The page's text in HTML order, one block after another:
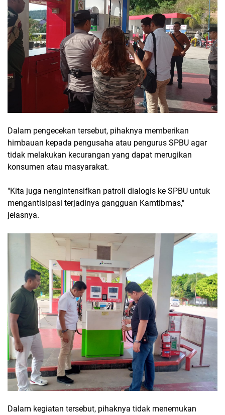
Dalam pengecekan tersebut, pihaknya memberikan
himbauan kepada pengusaha atau pengurus SPBU agar
tidak melakukan kecurangan yang dapat merugikan
konsumen atau masyarakat.
"Kita juga nengintensifkan patroli dialogis ke SPBU untuk
mengantisipasi terjadinya gangguan Kamtibmas,"
jelasnya.
Dalam kegiatan tersebut, pihaknya tidak menemukan